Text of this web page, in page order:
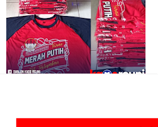
Hasil Sablon Kaos Reuni Raglan
Kombinasi Merah Navy - Kaos Reuni
Online